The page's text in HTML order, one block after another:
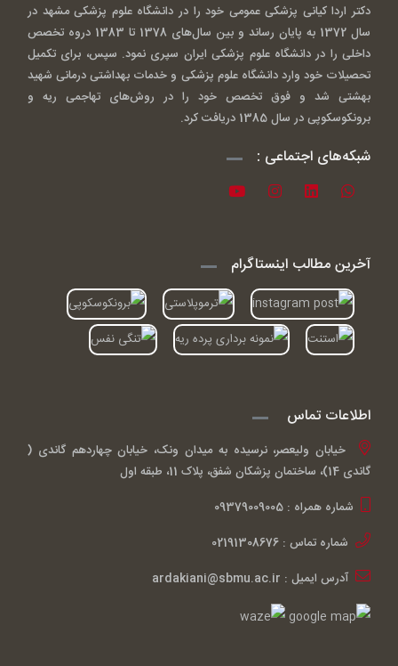
دکتر اردا کیانی پزشکی عمومی خود را در دانشگاه علوم پزشکی مشهد در
سال 1372 به پایان رساند و بین سال‌های 1378 تا 1383 دروه تخصص
داخلی را در دانشگاه علوم پزشکی ایران سپری نمود. سپس، برای تکمیل
تحصیلات خود وارد دانشگاه علوم پزشکی و خدمات بهداشتی درمانی شهید
بهشتی شد و فوق تخصص خود را در روش‌های تهاجمی ریه و
برونکوسکوپی در سال 1385 دریافت کرد.
شبکه‌های اجتماعی :
آخرین مطالب اینستاگرام
اطلاعات تماس
خیابان ولیعصر، نرسیده به میدان ونک، خیابان چهاردهم گاندی (
گاندی 14)، ساختمان پزشکان شفق، پلاک 11، طبقه اول
شماره همراه : 09379009005
شماره تماس : 02191308676
آدرس ایمیل : ardakiani@sbmu.ac.ir